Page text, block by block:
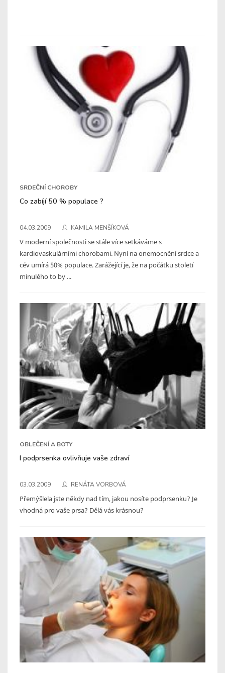
SRDEČNÍ CHOROBY
Co zabíjí 50 % populace ?
04.03.2009 KAMILA MENŠÍKOVÁ
V moderní společnosti se stále více setkáváme s
kardiovaskulárními chorobami. Nyní na onemocnění srdce a
cév umírá 50% populace. Zarážející je, že na počátku století
minulého to by ...
OBLEČENÍ A BOTY
I podprsenka ovlivňuje vaše zdraví
03.03.2009 RENÁTA VORBOVÁ
Přemýšlela jste někdy nad tím, jakou nosíte podprsenku? Je
vhodná pro vaše prsa? Dělá vás krásnou?